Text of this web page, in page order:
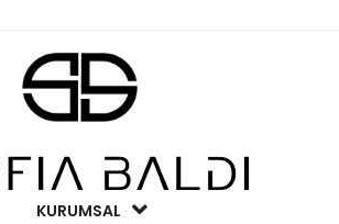
KURUMSAL